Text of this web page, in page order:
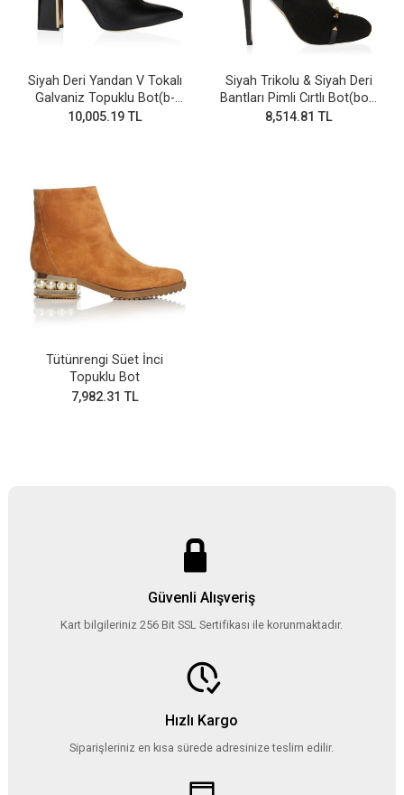
Siyah Deri Yandan V Tokalı
Galvaniz Topuklu Bot(b-
28v)
10,005.19 TL
Siyah Trikolu & Siyah Deri
Bantları Pimli Cırtlı Bot(bot-
255)
8,514.81 TL
Tütünrengi Süet İnci
Topuklu Bot
7,982.31 TL
Güvenli Alışveriş
Kart bilgileriniz 256 Bit SSL Sertifikası ile korunmaktadır.
Hızlı Kargo
Siparişleriniz en kısa sürede adresinize teslim edilir.